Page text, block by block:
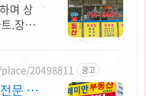
며 상
.장위
20498811 광고
문 내